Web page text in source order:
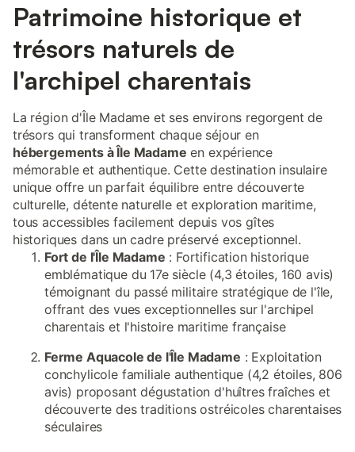
Patrimoine historique et
trésors naturels de
l'archipel charentais
La région d'Île Madame et ses environs regorgent de
trésors qui transforment chaque séjour en
hébergements à Île Madame en expérience
mémorable et authentique. Cette destination insulaire
unique offre un parfait équilibre entre découverte
culturelle, détente naturelle et exploration maritime,
tous accessibles facilement depuis vos gîtes
historiques dans un cadre préservé exceptionnel.
Fort de l'Île Madame : Fortification historique
emblématique du 17e siècle (4,3 étoiles, 160 avis)
témoignant du passé militaire stratégique de l'île,
offrant des vues exceptionnelles sur l'archipel
charentais et l'histoire maritime française
Ferme Aquacole de l'Île Madame : Exploitation
conchylicole familiale authentique (4,2 étoiles, 806
avis) proposant dégustation d'huîtres fraîches et
découverte des traditions ostréicoles charentaises
séculaires